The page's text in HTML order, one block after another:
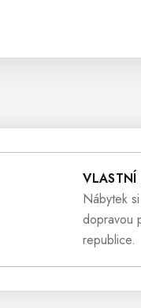
VLASTNÍ
Nábytek
dopravou
republice.